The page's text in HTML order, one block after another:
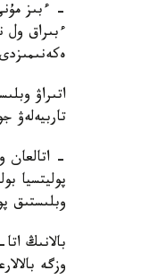
- ءبىز
ءبىراق ول
اتىراۋ
تاربيەلەۋ
- اتالعان
پوليتسيا
وبلىستىق
بالانىڭ
وزگە